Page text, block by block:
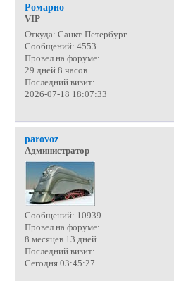
Ромарио
VIP
Откуда: Санкт-Петербург
Сообщений: 4553
Провел на форуме:
29 дней 8 часов
Последний визит:
2026-07-18 18:07:33
parovoz
Администратор
Сообщений: 10939
Провел на форуме:
8 месяцев 13 дней
Последний визит:
Сегодня 03:45:27